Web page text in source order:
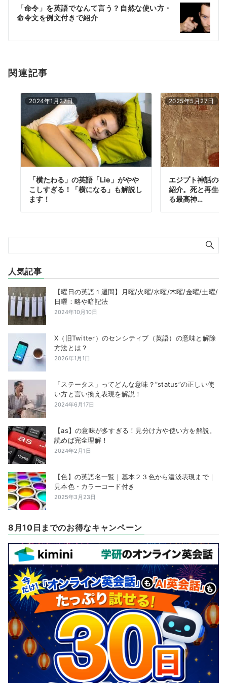
ン
「命令」を英語でなんて言う？自然な使い方・
命令文を例文付きで紹介
関連記事
2024年1月27日
「横たわる」の英語「Lie」がやや
こしすぎる！「横になる」も解説し
ます！
2025年5月27日
エジプト神話の
紹介。死と再生
る最高神…
人気記事
【曜日の英語１週間】月曜/火曜/水曜/木曜/金曜/土曜/
日曜：略や暗記法
2024年10月10日
X（旧Twitter）のセンシティブ（英語）の意味と解除
方法とは？
2026年1月1日
「ステータス」ってどんな意味？”status”の正しい使
い方と言い換え表現を解説！
2024年6月17日
【as】の意味が多すぎる！見分け方や使い方を解説。
読めば完全理解！
2024年2月1日
【色】の英語名一覧｜基本２３色から濃淡表現まで｜
見本色・カラーコード付き
2025年3月23日
8月10日までのお得なキャンペーン